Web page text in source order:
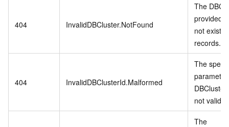
404 InvalidDBCluster.NotFound
The
provided
not exist
records.
404 InvalidDBClusterId.Malformed
The
parameter
not valid.
The